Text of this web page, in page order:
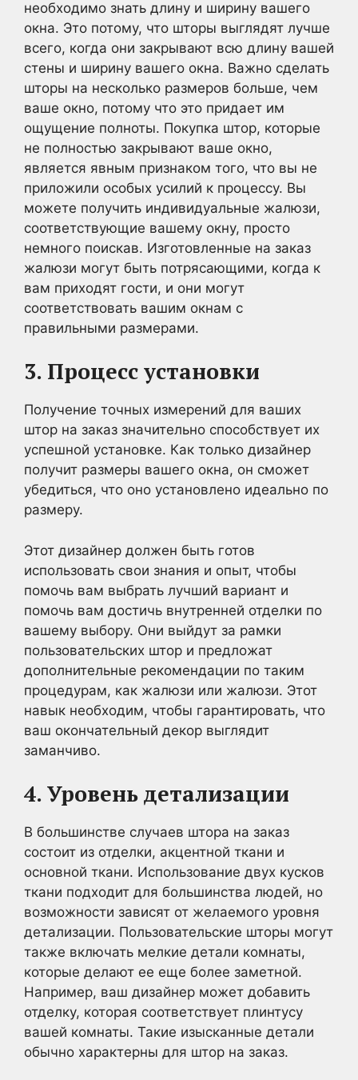
необходимо знать длину и ширину вашего
окна. Это потому, что шторы выглядят лучше
всего, когда они закрывают всю длину вашей
стены и ширину вашего окна. Важно сделать
шторы на несколько размеров больше, чем
ваше окно, потому что это придает им
ощущение полноты. Покупка штор, которые
не полностью закрывают ваше окно,
является явным признаком того, что вы не
приложили особых усилий к процессу. Вы
можете получить индивидуальные жалюзи,
соответствующие вашему окну, просто
немного поискав. Изготовленные на заказ
жалюзи могут быть потрясающими, когда к
вам приходят гости, и они могут
соответствовать вашим окнам с
правильными размерами.
3. Процесс установки
Получение точных измерений для ваших
штор на заказ значительно способствует их
успешной установке. Как только дизайнер
получит размеры вашего окна, он сможет
убедиться, что оно установлено идеально по
размеру.
Этот дизайнер должен быть готов
использовать свои знания и опыт, чтобы
помочь вам выбрать лучший вариант и
помочь вам достичь внутренней отделки по
вашему выбору. Они выйдут за рамки
пользовательских штор и предложат
дополнительные рекомендации по таким
процедурам, как жалюзи или жалюзи. Этот
навык необходим, чтобы гарантировать, что
ваш окончательный декор выглядит
заманчиво.
4. Уровень детализации
В большинстве случаев штора на заказ
состоит из отделки, акцентной ткани и
основной ткани. Использование двух кусков
ткани подходит для большинства людей, но
возможности зависят от желаемого уровня
детализации. Пользовательские шторы могут
также включать мелкие детали комнаты,
которые делают ее еще более заметной.
Например, ваш дизайнер может добавить
отделку, которая соответствует плинтусу
вашей комнаты. Такие изысканные детали
обычно характерны для штор на заказ.